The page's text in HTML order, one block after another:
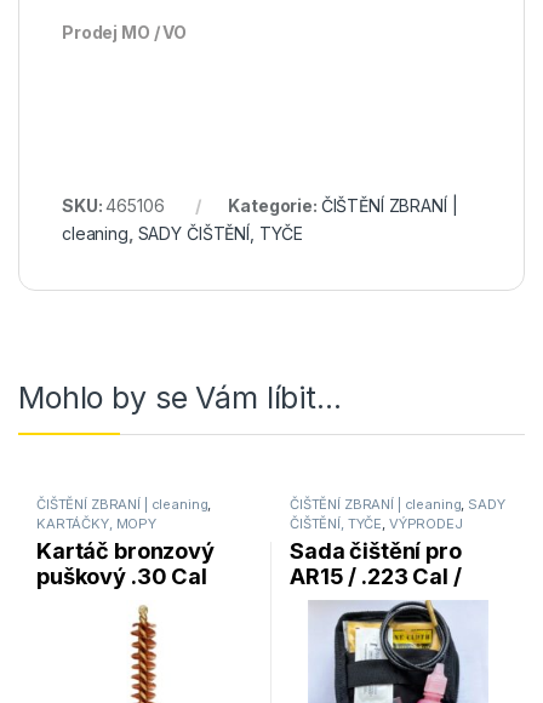
Prodej MO / VO
SKU:465106 Kategorie: ČIŠTĚNÍ ZBRANÍ |
cleaning SADY ČIŠTĚNÍ, TYČE
Mohlo by se Vám líbit…
ČIŠTĚNÍ ZBRANÍ | cleaning
KARTÁČKY, MOPY
Kartáč bronzový
puškový .30 Cal
Pro-Shot Products
ČIŠTĚNÍ ZBRANÍ | cleaning SADY
ČIŠTĚNÍ, TYČE VÝPRODEJ
Sada čištění pro
AR15 / .223 Cal /
5.56mm Pro-Shot
“Spec Ops Pull
Through Kit”